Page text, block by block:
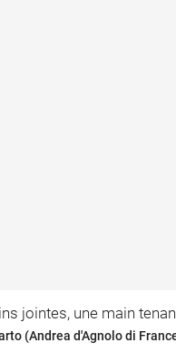
jointes, une main
(Andrea d'Agnolo di